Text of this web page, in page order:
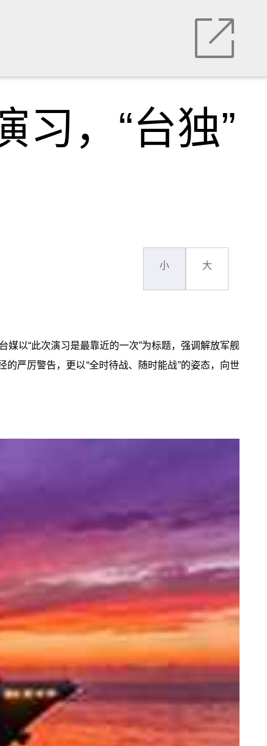
习，“台独”
小 大
以“此次演习是最靠近的一次”为标题，强调解放军舰
严厉警告，更以“全时待战、随时能战”的姿态，向世